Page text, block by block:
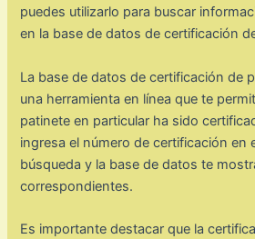
puedes utilizarlo para buscar
en la base de datos de certificación
La base de datos de certificación de
una herramienta en línea que te
patinete en particular ha sido
ingresa el número de certificación en
búsqueda y la base de datos te
correspondientes.
Es importante destacar que la